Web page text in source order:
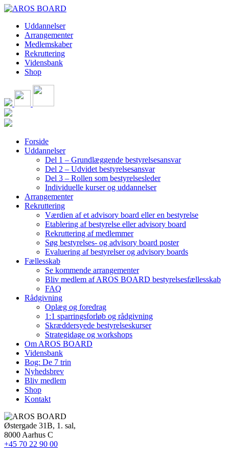
Skip
contentUddannelser
Arrangementer
Medlemskaber
Rekruttering
Vidensbank
Shop
Forside
Uddannelser
Del 1 – Grundlæggende bestyrelsesansvar
Del 2 – Udvidet bestyrelsesansvar
Del 3 – Rollen som bestyrelsesleder
Individuelle kurser og uddannelser
Arrangementer
Rekruttering
Værdien af et advisory board eller en bestyrelse
Etablering af bestyrelse eller advisory board
Rekruttering af medlemmer
Søg bestyrelses- og advisory board poster
Evaluering af bestyrelser og advisory boards
Fællesskab
Se kommende arrangementer
Bliv medlem af AROS BOARD bestyrelsesfællesskab
FAQ
Rådgivning
Oplæg og foredrag
1:1 sparringsforløb og rådgivning
Skræddersyede bestyrelseskurser
Strategidage og workshops
Om AROS BOARD
Vidensbank
Bog: De 7 trin
Nyhedsbrev
Bliv medlem
Shop
Kontakt
Østergade 31B, 1. sal,
8000 Aarhus C
+45 70 22 90 00